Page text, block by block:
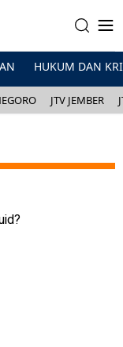
HUKUM DAN
JTV JEMBER